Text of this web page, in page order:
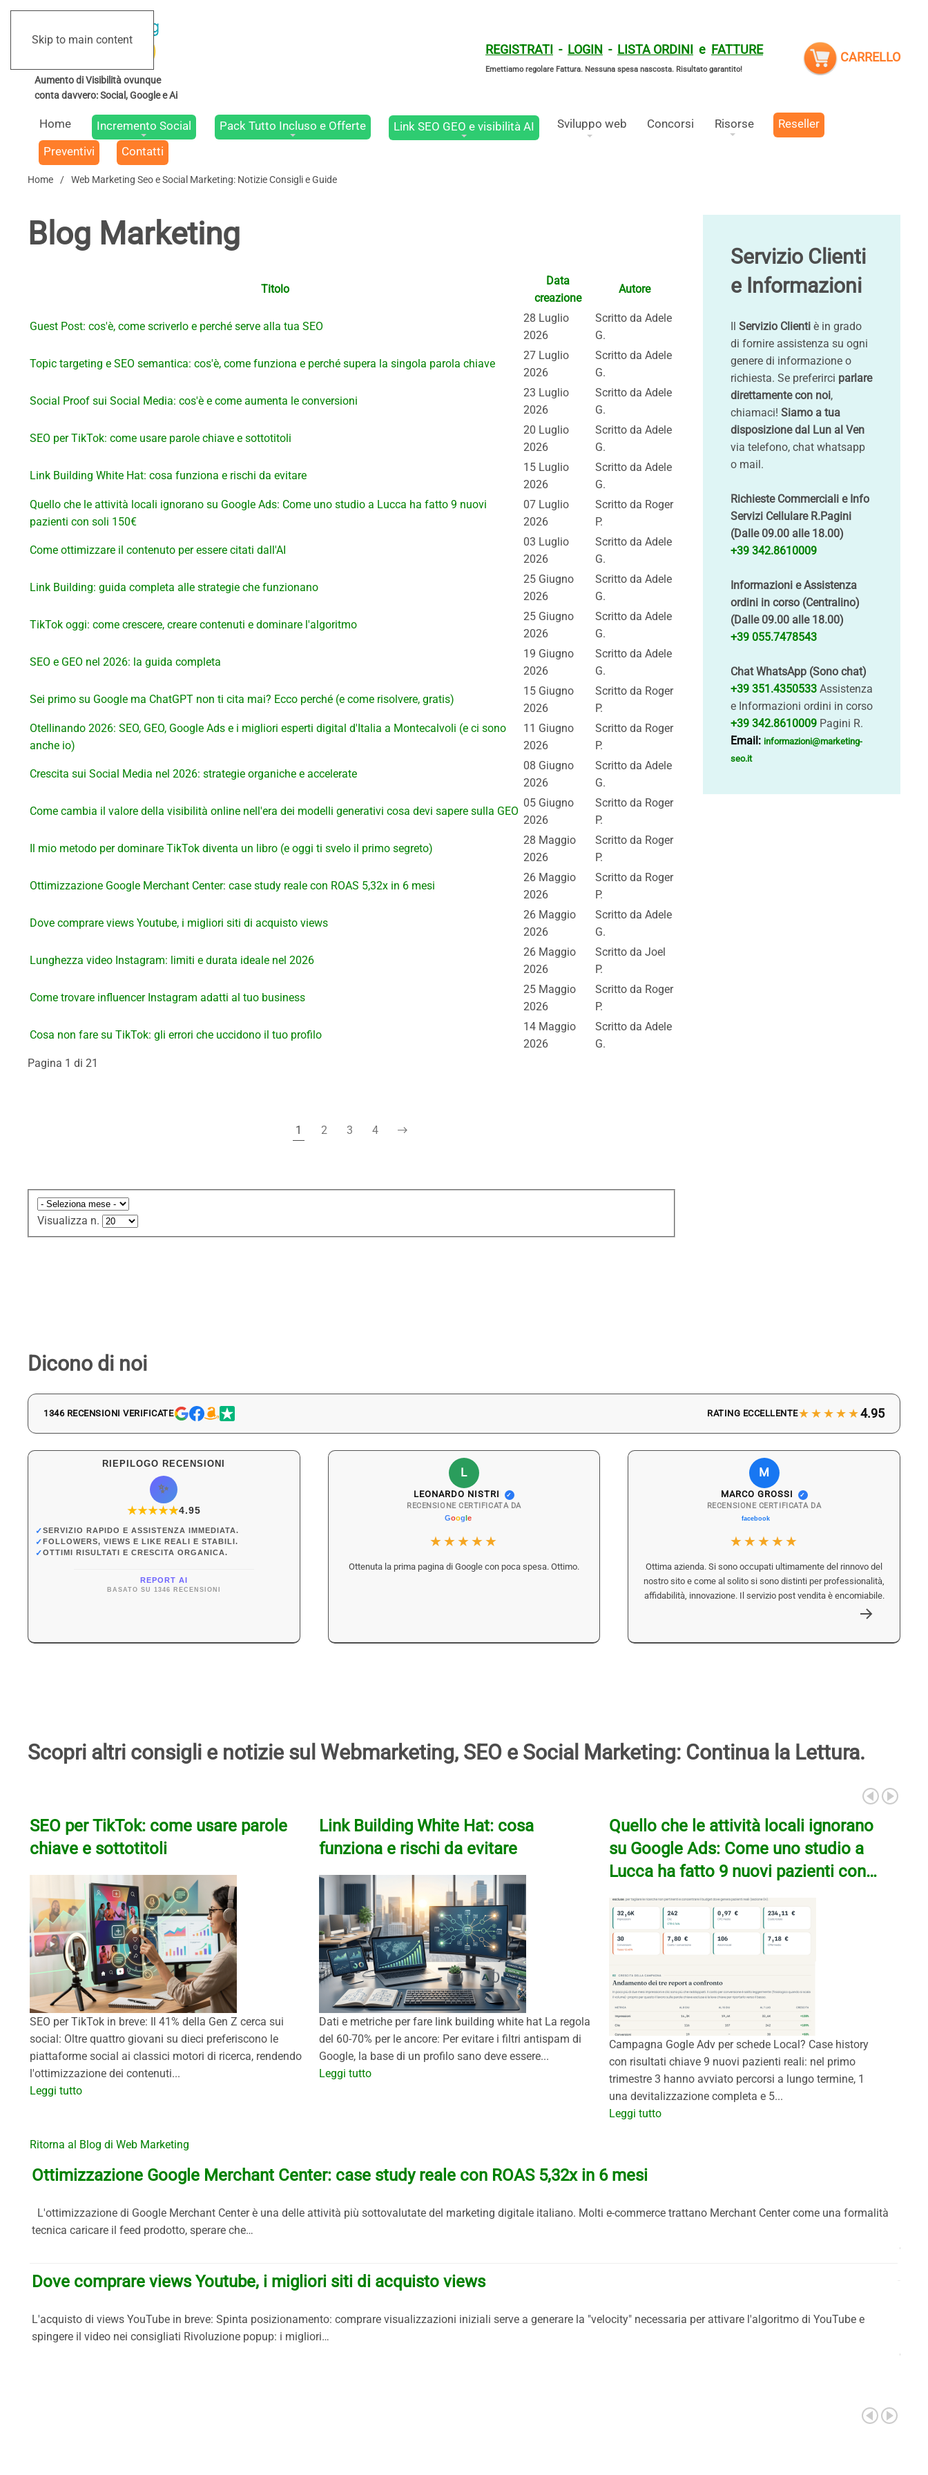
Skip to main content
REGISTRATI - LOGIN - LISTA ORDINI e FATTURE
Emettiamo regolare Fattura. Nessuna spesa nascosta. Risultato garantito!
CARRELLO
Home Incremento Social Pack Tutto Incluso e Offerte Link SEO GEO e visibilità AI Sviluppo web Concorsi Risorse
Reseller
Preventivi
Contatti
Home Web Marketing Seo e Social Marketing: Notizie Consigli e Guide
Blog Marketing
Visualizza n.
Titolo
Data
creazione
Autore
Guest Post: cos'è, come scriverlo e perché serve alla tua SEO
28 Luglio
2026
Scritto da Adele
G.
Topic targeting e SEO semantica: cos'è, come funziona e perché supera la singola parola chiave
27 Luglio
2026
Scritto da Adele
G.
Social Proof sui Social Media: cos'è e come aumenta le conversioni
23 Luglio
2026
Scritto da Adele
G.
SEO per TikTok: come usare parole chiave e sottotitoli
20 Luglio
2026
Scritto da Adele
G.
Link Building White Hat: cosa funziona e rischi da evitare
15 Luglio
2026
Scritto da Adele
G.
Quello che le attività locali ignorano su Google Ads: Come uno studio a Lucca ha fatto 9 nuovi
pazienti con soli 150€
07 Luglio
2026
Scritto da Roger
P.
Come ottimizzare il contenuto per essere citati dall'AI
03 Luglio
2026
Scritto da Adele
G.
Link Building: guida completa alle strategie che funzionano
25 Giugno
2026
Scritto da Adele
G.
TikTok oggi: come crescere, creare contenuti e dominare l'algoritmo
25 Giugno
2026
Scritto da Adele
G.
SEO e GEO nel 2026: la guida completa
19 Giugno
2026
Scritto da Adele
G.
Sei primo su Google ma ChatGPT non ti cita mai? Ecco perché (e come risolvere, gratis)
15 Giugno
2026
Scritto da Roger
P.
Otellinando 2026: SEO, GEO, Google Ads e i migliori esperti digital d'Italia a Montecalvoli (e ci sono
anche io)
11 Giugno
2026
Scritto da Roger
P.
Crescita sui Social Media nel 2026: strategie organiche e accelerate
08 Giugno
2026
Scritto da Adele
G.
Come cambia il valore della visibilità online nell'era dei modelli generativi cosa devi sapere sulla GEO
05 Giugno
2026
Scritto da Roger
P.
Il mio metodo per dominare TikTok diventa un libro (e oggi ti svelo il primo segreto)
28 Maggio
2026
Scritto da Roger
P.
Ottimizzazione Google Merchant Center: case study reale con ROAS 5,32x in 6 mesi
26 Maggio
2026
Scritto da Roger
P.
Dove comprare views Youtube, i migliori siti di acquisto views
26 Maggio
2026
Scritto da Adele
G.
Lunghezza video Instagram: limiti e durata ideale nel 2026
26 Maggio
2026
Scritto da Joel
P.
Come trovare influencer Instagram adatti al tuo business
25 Maggio
2026
Scritto da Roger
P.
Cosa non fare su TikTok: gli errori che uccidono il tuo profilo
14 Maggio
2026
Scritto da Adele
G.
Pagina 1 di 21
1 2 3 4
Servizio Clienti
e Informazioni
Il Servizio Clienti è in grado
di fornire assistenza su ogni
genere di informazione o
richiesta. Se preferirci parlare
direttamente con noi,
chiamaci! Siamo a tua
disposizione dal Lun al Ven
via telefono, chat whatsapp
o mail.
Richieste Commerciali e Info
Servizi Cellulare R.Pagini
(Dalle 09.00 alle 18.00)
+39 342.8610009
Informazioni e Assistenza
ordini in corso (Centralino)
(Dalle 09.00 alle 18.00)
+39 055.7478543
Chat WhatsApp (Sono chat)
+39 351.4350533 Assistenza
e Informazioni ordini in corso
+39 342.8610009 Pagini R.
Email: informazioni@marketing-
seo.it
Dicono di noi
1346 RECENSIONI VERIFICATE RATING ECCELLENTE★★★★★4.95
RIEPILOGO RECENSIONI
✨
★★★★★
★4.95
✓SERVIZIO RAPIDO E ASSISTENZA IMMEDIATA.
✓FOLLOWERS, VIEWS E LIKE REALI E STABILI.
✓OTTIMI RISULTATI E CRESCITA ORGANICA.
REPORT AI
BASATO SU 1346 RECENSIONI
L
LEONARDO NISTRI ✓
RECENSIONE CERTIFICATA DA
★★★★★
Ottenuta la prima pagina di Google con poca spesa. Ottimo.
M
MARCO GROSSI ✓
RECENSIONE CERTIFICATA DA
★★★★★
Ottima azienda. Si sono occupati ultimamente del rinnovo del
nostro sito e come al solito si sono distinti per professionalità,
affidabilità, innovazione. Il servizio post vendita è encomiabile.
Scopri altri consigli e notizie sul Webmarketing, SEO e Social Marketing: Continua la Lettura.
SEO per TikTok: come usare parole
chiave e sottotitoli
SEO per TikTok in breve: Il 41% della Gen Z cerca sui
social: Oltre quattro giovani su dieci preferiscono le
piattaforme social ai classici motori di ricerca, rendendo
l'ottimizzazione dei contenuti...
Leggi tutto
Link Building White Hat: cosa
funziona e rischi da evitare
Dati e metriche per fare link building white hat La regola
del 60-70% per le ancore: Per evitare i filtri antispam di
Google, la base di un profilo sano deve essere...
Leggi tutto
Quello che le attività locali ignorano
su Google Ads: Come uno studio a
Lucca ha fatto 9 nuovi pazienti con…
Campagna Gogle Adv per schede Local? Case history
con risultati chiave 9 nuovi pazienti reali: nel primo
trimestre 3 hanno avviato percorsi a lungo termine, 1
una devitalizzazione completa e 5...
Leggi tutto
Ritorna al Blog di Web Marketing
Ottimizzazione Google Merchant Center: case study reale con ROAS 5,32x in 6 mesi
L'ottimizzazione di Google Merchant Center è una delle attività più sottovalutate del marketing digitale italiano. Molti e-commerce trattano Merchant Center come una formalità
tecnica caricare il feed prodotto, sperare che…
Dove comprare views Youtube, i migliori siti di acquisto views
L'acquisto di views YouTube in breve: Spinta posizionamento: comprare visualizzazioni iniziali serve a generare la "velocity" necessaria per attivare l'algoritmo di YouTube e
spingere il video nei consigliati Rivoluzione popup: i migliori…